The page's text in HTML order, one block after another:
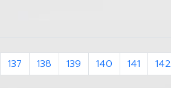
137 138 139 140 141 142